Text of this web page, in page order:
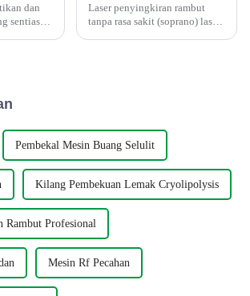
dan
sentiasa
Laser penyingkiran rambut
tanpa rasa sakit (soprano) laser
Pembekal Mesin Buang Selulit
Kilang Pembekuan Lemak Cryolipolysis
Rambut Profesional
Mesin Rf Pecahan